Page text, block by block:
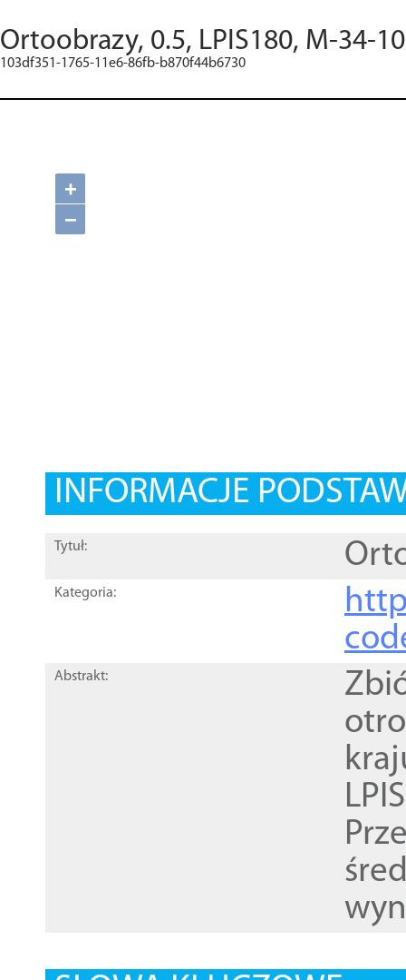
Ortoobrazy, 0.5, LPIS180, M-34-
103df351-1765-11e6-86fb-b870f44b6730
+
−
INFORMACJE
Tytuł:
Kategoria:
Abstrakt: